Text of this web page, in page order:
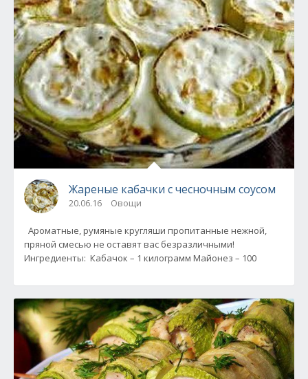
Жареные кабачки с чесночным соусом
20.06.16 Овощи
Ароматные, румяные кругляши пропитанные нежной,
пряной смесью не оставят вас безразличными!
Ингредиенты: Кабачок – 1 килограмм Майонез – 100